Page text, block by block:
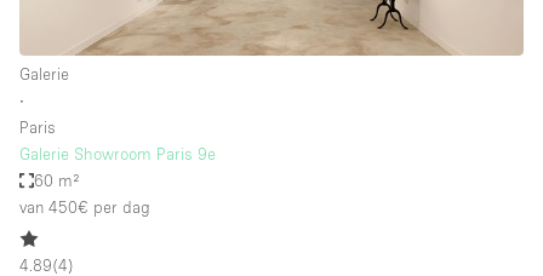
Galerie
∙
Paris
Galerie Showroom Paris 9e
60 m²
van 450€ per dag
4.89(4)